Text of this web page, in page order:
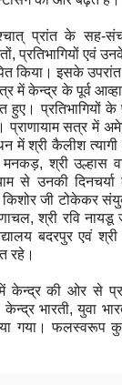
प्रांत के सह-
प्रतिभागियों एवं
किया। इसके
केन्द्र के पूर्व
हुए। प्रतिभागियों के
प्राणायाम सत्र में
श्री कैलीश त्यागी
श्री उल्हास
से उनकी दिनचर्या
किशोर जी टोकेकर
श्री रवि नायडू
बदरपुर एवं
रहे।
केन्द्र की ओर से
भारती, युवा
गया। फलस्वरूप कुल